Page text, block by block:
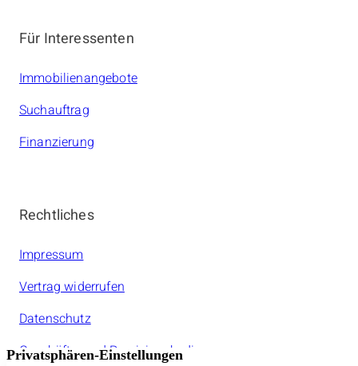
Für Interessenten
Immobilienangebote
Suchauftrag
Finanzierung
Rechtliches
Impressum
Vertrag widerrufen
Datenschutz
Geschäfts- und Provisionsbedinungen